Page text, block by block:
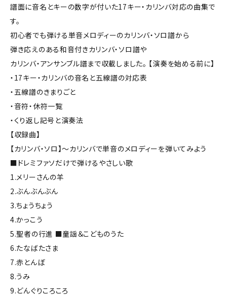
譜面に音名とキーの数字が付いた17キー・カリンバ対応の曲集で
す。
初心者でも弾ける単音メロディーのカリンバ・ソロ譜から
弾き応えのある和音付きカリンバ・ソロ譜や
カリンバ・アンサンブル譜まで収載しました。 【演奏を始める前に】
・17キー・カリンバの音名と五線譜の対応表
・五線譜のきまりごと
・音符・休符一覧
・くり返し記号と演奏法
【収録曲】
【カリンバ・ソロ】～カリンバで単音のメロディーを弾いてみよう
■ドレミファソだけで弾けるやさしい歌
1.メリーさんの羊
2.ぶんぶんぶん
3.ちょうちょう
4.かっこう
5.聖者の行進 ■童謡＆こどものうた
6.たなばたさま
7.赤とんぼ
8.うみ
9.どんぐりころころ